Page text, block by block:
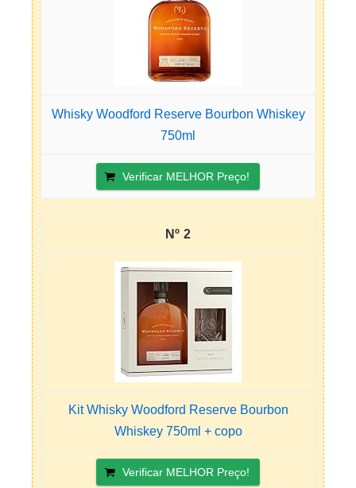
Whisky Woodford Reserve Bourbon Whiskey
750ml
Verificar MELHOR Preço!
2
Kit Whisky Woodford Reserve Bourbon
Whiskey 750ml + copo
Verificar MELHOR Preço!